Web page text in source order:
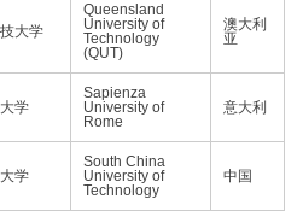
大学
Queensland
University of
Technology
(QUT)
澳大利
亚
学
Sapienza
University of
Rome
意大利
学
South China
University of
Technology
中国